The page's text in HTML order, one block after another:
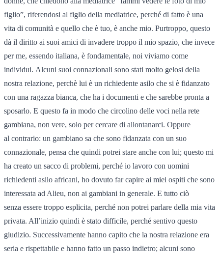
figlio”, riferendosi al figlio della mediatrice, perché di fatto è una
vita di comunità e quello che è tuo, è anche mio. Purtroppo, questo
dà il diritto ai suoi amici di invadere troppo il mio spazio, che invece
per me, essendo italiana, è fondamentale, noi viviamo come
individui. Alcuni suoi connazionali sono stati molto gelosi della
nostra relazione, perchè lui è un richiedente asilo che si è fidanzato
con una ragazza bianca, che ha i documenti e che sarebbe pronta a
sposarlo. E questo fa in modo che circolino delle voci nella rete
gambiana, non vere, solo per cercare di allontanarci. Oppure
al contrario: un gambiano sa che sono fidanzata con un suo
connazionale, pensa che quindi potrei stare anche con lui; questo mi
ha creato un sacco di problemi, perché io lavoro con uomini
richiedenti asilo africani, ho dovuto far capire ai miei ospiti che sono
interessata ad Alieu, non ai gambiani in generale. E tutto ciò
senza essere troppo esplicita, perché non potrei parlare della mia vita
privata. All’inizio quindi è stato difficile, perché sentivo questo
giudizio. Successivamente hanno capito che la nostra relazione era
seria e rispettabile e hanno fatto un passo indietro; alcuni sono